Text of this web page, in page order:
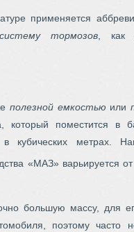
применяется
тормозов, как
полезной емкостью или
поместится в
кубических метрах.
«МАЗ» варьируется
большую массу, для
поэтому часто